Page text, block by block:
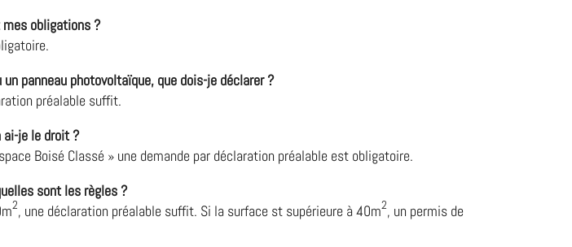
obligations ?
panneau photovoltaïque, que dois-je déclarer ?
préalable suffit.
ai-je le droit ?
Boisé Classé » une demande par déclaration préalable est obligatoire.
sont les règles ?
2, une déclaration préalable suffit. Si la surface st supérieure à 40m2, un permis de